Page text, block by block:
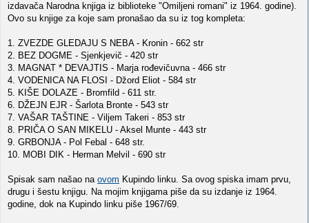
izdavača Narodna knjiga iz biblioteke "Omiljeni romani" iz 1964. godine).
Ovo su knjige za koje sam pronašao da su iz tog kompleta:
1. ZVEZDE GLEDAJU S NEBA - Kronin - 662 str
2. BEZ DOGME - Sjenkjevič - 420 str
3. MAGNAT * DEVAJTIS - Marja rođevičuvna - 466 str
4. VODENICA NA FLOSI - Džord Eliot - 584 str
5. KIŠE DOLAZE - Bromfild - 611 str.
6. DŽEJN EJR - Šarlota Bronte - 543 str
7. VAŠAR TAŠTINE - Viljem Takeri - 853 str
8. PRIČA O SAN MIKELU - Aksel Munte - 443 str
9. GRBONJA - Pol Febal - 648 str.
10. MOBI DIK - Herman Melvil - 690 str
Spisak sam našao na ovom Kupindo linku. Sa ovog spiska imam prvu,
drugu i šestu knjigu. Na mojim knjigama piše da su izdanje iz 1964.
godine, dok na Kupindo linku piše 1967/69.